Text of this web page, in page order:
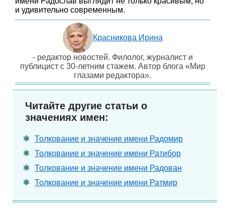
и удивительно современным.
Красникова Ирина
- редактор новостей. Филолог, журналист и
публицист с 30-летним стажем. Автор блога «Мир
глазами редактора».
Читайте другие статьи о
значениях имен:
Толкование и значение имени Радомир
Толкование и значение имени Ратибор
Толкование и значение имени Радован
Толкование и значение имени Ратмир